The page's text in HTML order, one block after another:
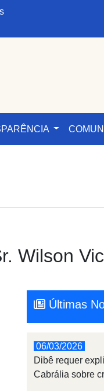
Wilson
Últimas
06/03/2026
Dibê requer
Cabrália sobre